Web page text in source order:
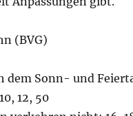
(BVG)
dem Sonn- und
12, 50